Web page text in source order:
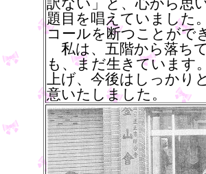
訳ない」と、心から思
題目を唱えていました
コールを断つことがで
私は、五階から落ち
も、まだ生きています
上げ、今後はしっかり
意いたしました。